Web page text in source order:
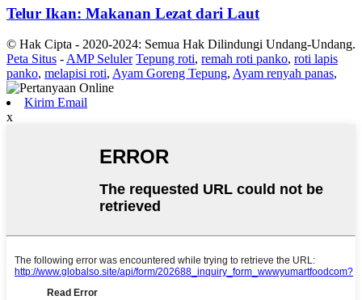
Telur Ikan: Makanan Lezat dari Laut
© Hak Cipta - 2020-2024: Semua Hak Dilindungi Undang-Undang.
Peta Situs - AMP Seluler Tepung roti, remah roti panko, roti lapis
panko, melapisi roti, Ayam Goreng Tepung, Ayam renyah panas,
Kirim Email
x